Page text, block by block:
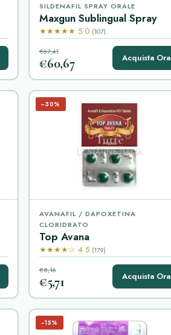
SILDENAFIL SPRAY ORALE
Maxgun Sublingual Spray
★★★★★ 5.0 (107)
€67,41
€60,67 Acquista Ora
−30%
AVANAFIL / DAPOXETINA
CLORIDRATO
Top Avana
★★★★☆ 4.5 (179)
€8,16
€5,71 Acquista Ora
−15%